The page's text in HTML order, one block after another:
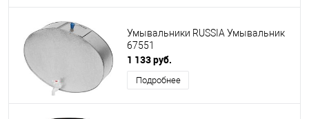
Умывальники RUSSIA Умывальник
67551
1 133 руб.
Подробнее